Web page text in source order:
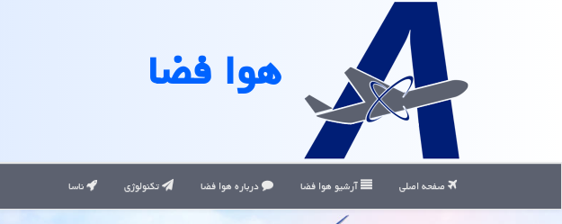
هوا فضا
صفحه اصلی آرشیو هوا فضا درباره هوا فضا تکنولوژی ناسا